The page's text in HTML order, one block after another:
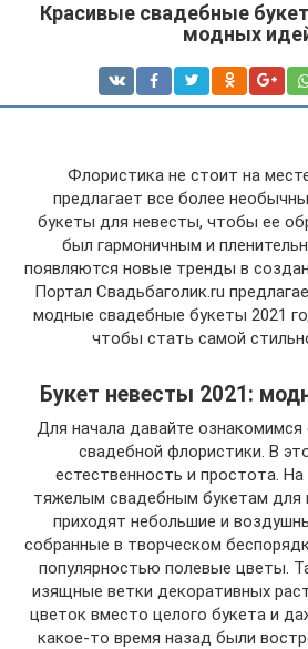
Красивые свадебные
модных
Флористика не стоит на
предлагает все более
букеты для невесты, чтобы ее
был гармоничным и
появляются новые тренды в
Портал Свадьбаголик.ru
модные свадебные букеты 2021
чтобы стать самой
Букет невесты 2021:
Для начала давайте
свадебной флористики. В
естественность и простота.
тяжелым свадебным букетам для
приходят небольшие и
собранные в творческом
популярностью полевые цветы.
изящные ветки декоративных
цветок вместо целого букета и
какое-то время назад были